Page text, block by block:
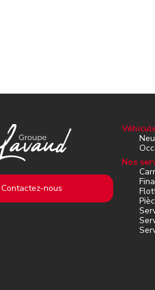
Contactez-nous
Nos